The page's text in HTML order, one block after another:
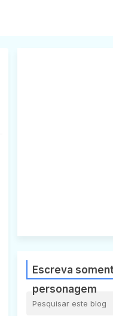
Escreva
personagem